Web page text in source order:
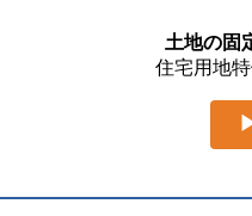
土地の固
住宅用地